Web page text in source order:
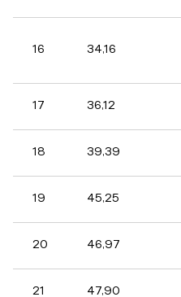
16 34,16
17 36,12
18 39,39
19 45,25
20 46,97
21 47,90